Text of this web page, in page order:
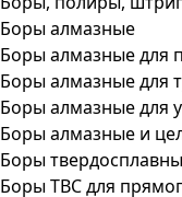
Боры алмазные
Боры алмазные для
Боры алмазные для
Боры алмазные для
Боры алмазные и
Боры
Боры ТВС для